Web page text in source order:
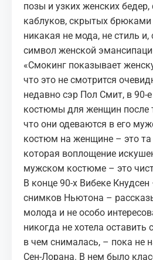
позы и узких женских бедер,
каблуков, скрытых брюками
никакая не мода, не стиль и,
символ женской
«Смокинг показывает
что это не смотрится
недавно сэр Пол Смит, в 90-
костюмы для женщин после
что они одеваются в его
костюм на женщине – это та
которая воплощение
мужском костюме – это
В конце 90-х Вибеке
снимков Ньютона –
молода и не особо
никогда не хотела оставить
в чем снималась, – пока не
Сен-Лорана. В нем было